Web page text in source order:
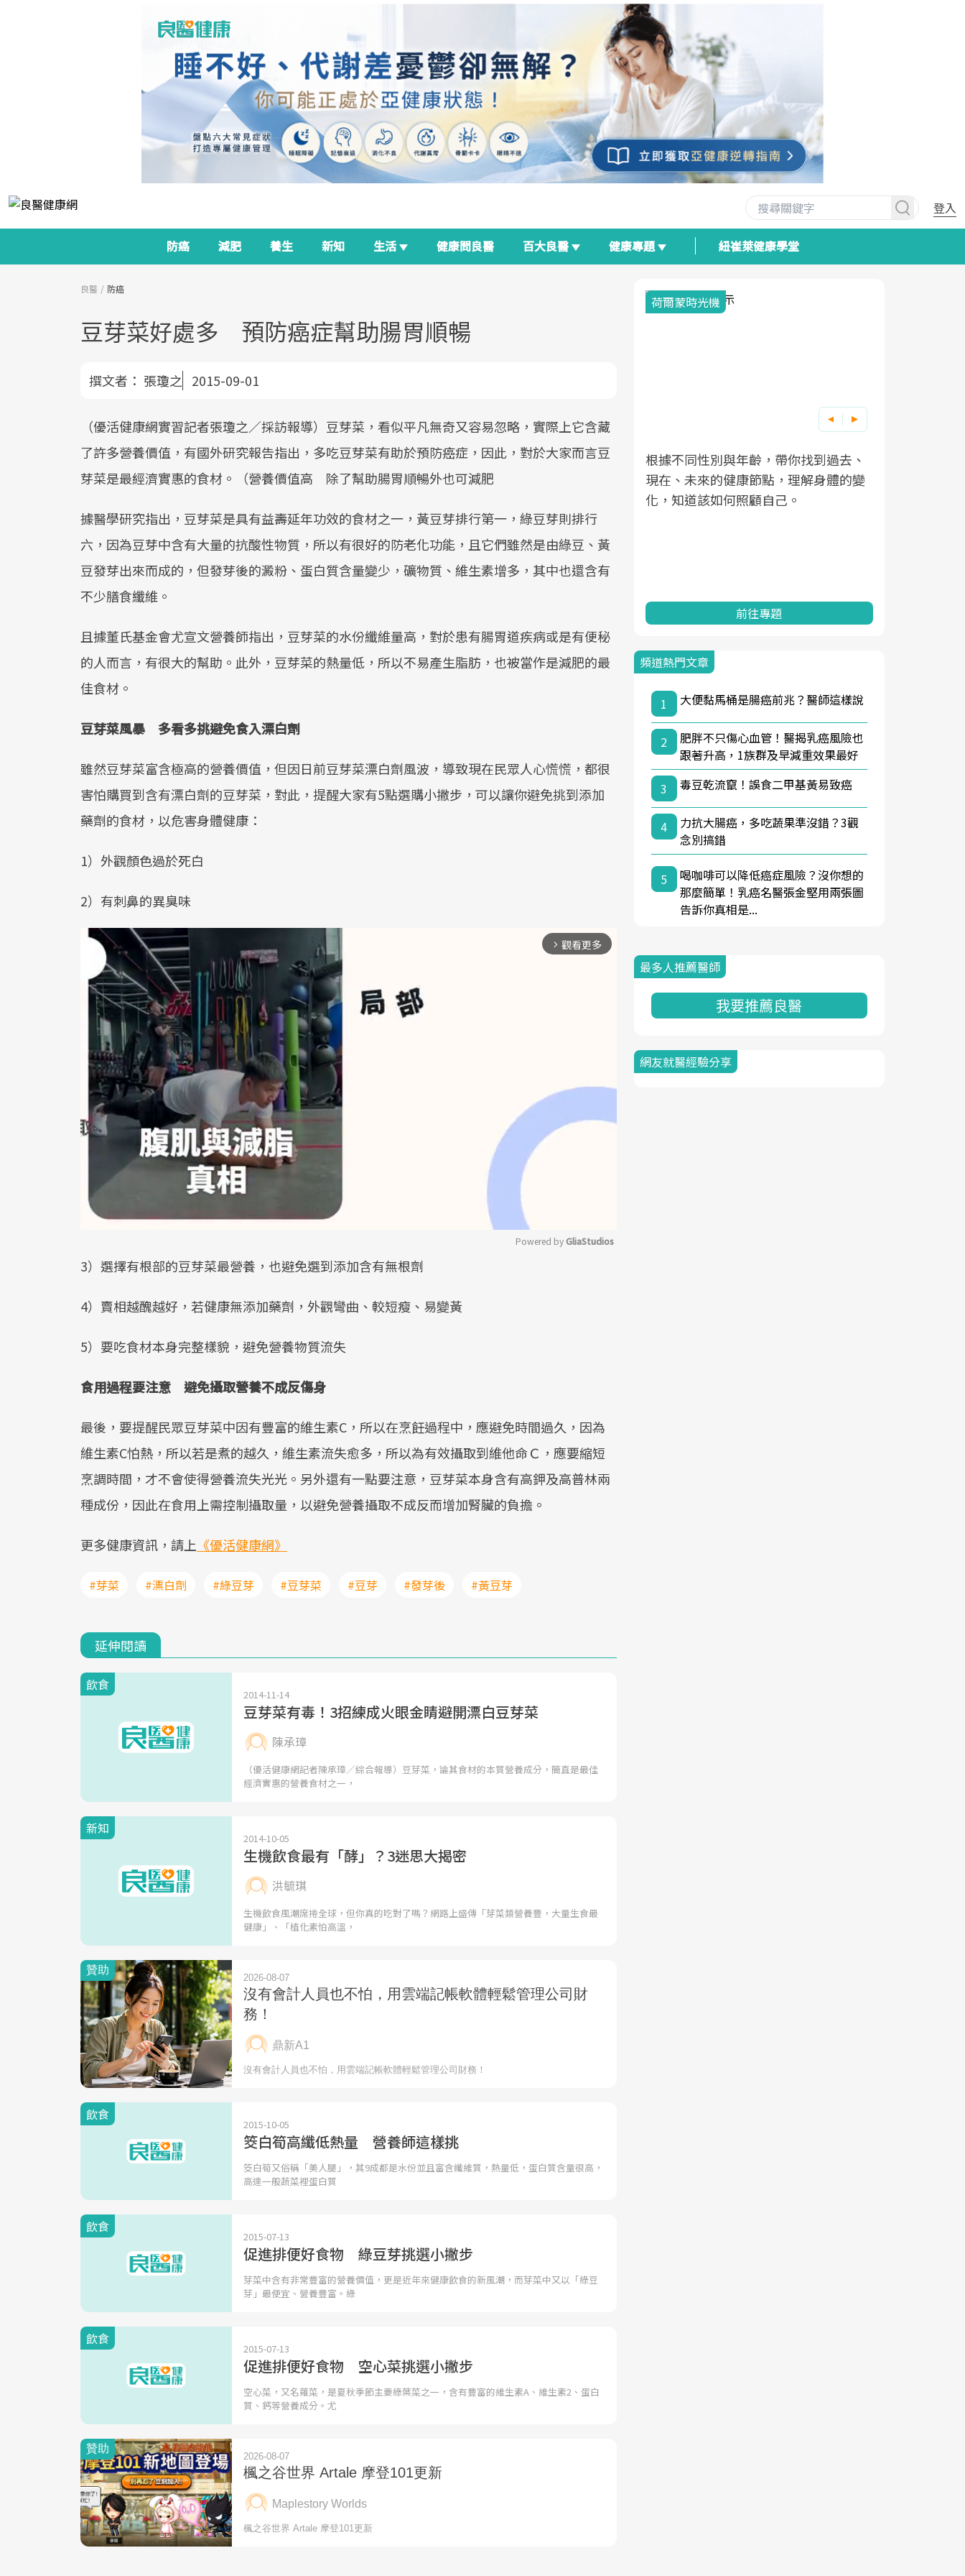
登入
防癌 減肥 養生 新知 生活 健康問良醫 百大良醫 健康專題 紐崔萊健康學堂
良醫 防癌
豆芽菜好處多 預防癌症幫助腸胃順暢
撰文者： 張瓊之 2015-09-01
（優活健康網實習記者張瓊之／採訪報導）豆芽菜，看似平凡無奇又容易忽略，實際上它含藏
了許多營養價值，有國外研究報告指出，多吃豆芽菜有助於預防癌症，因此，對於大家而言豆
芽菜是最經濟實惠的食材。（營養價值高 除了幫助腸胃順暢外也可減肥
據醫學研究指出，豆芽菜是具有益壽延年功效的食材之一，黃豆芽排行第一，綠豆芽則排行
六，因為豆芽中含有大量的抗酸性物質，所以有很好的防老化功能，且它們雖然是由綠豆、黃
豆發芽出來而成的，但發芽後的澱粉、蛋白質含量變少，礦物質、維生素增多，其中也還含有
不少膳食纖維。
且據董氏基金會尤宣文營養師指出，豆芽菜的水份纖維量高，對於患有腸胃道疾病或是有便秘
的人而言，有很大的幫助。此外，豆芽菜的熱量低，所以不易產生脂肪，也被當作是減肥的最
佳食材。
豆芽菜風暴 多看多挑避免食入漂白劑
雖然豆芽菜富含極高的營養價值，但因日前豆芽菜漂白劑風波，導致現在民眾人心慌慌，都很
害怕購買到含有漂白劑的豆芽菜，對此，提醒大家有5點選購小撇步，可以讓你避免挑到添加
藥劑的食材，以危害身體健康：
1）外觀顏色過於死白
2）有刺鼻的異臭味
arrow_forward_ios 觀看更多
Powered by GliaStudios
3）選擇有根部的豆芽菜最營養，也避免選到添加含有無根劑
4）賣相越醜越好，若健康無添加藥劑，外觀彎曲、較短瘦、易變黃
5）要吃食材本身完整樣貌，避免營養物質流失
食用過程要注意 避免攝取營養不成反傷身
最後，要提醒民眾豆芽菜中因有豐富的維生素C，所以在烹飪過程中，應避免時間過久，因為
維生素C怕熱，所以若是煮的越久，維生素流失愈多，所以為有效攝取到維他命Ｃ，應要縮短
烹調時間，才不會使得營養流失光光。另外還有一點要注意，豆芽菜本身含有高鉀及高普林兩
種成份，因此在食用上需控制攝取量，以避免營養攝取不成反而增加腎臟的負擔。
更多健康資訊，請上 《優活健康網》
#芽菜 #漂白劑 #綠豆芽 #豆芽菜 #豆芽 #發芽後 #黃豆芽
延伸閱讀
飲食
2014-11-14
豆芽菜有毒！3招練成火眼金睛避開漂白豆芽菜
陳承璋
（優活健康網記者陳承璋／綜合報導）豆芽菜，論其食材的本質營養成分，簡直是最佳
經濟實惠的營養食材之一，
新知
2014-10-05
生機飲食最有「酵」？3迷思大揭密
洪毓琪
生機飲食風潮席捲全球，但你真的吃對了嗎？網路上盛傳「芽菜類營養豐，大量生食最
健康」、「植化素怕高溫，
飲食
2015-10-05
筊白筍高纖低熱量 營養師這樣挑
筊白筍又俗稱「美人腿」，其9成都是水份並且富含纖維質，熱量低，蛋白質含量很高，
高達一般蔬菜裡蛋白質
飲食
2015-07-13
促進排便好食物 綠豆芽挑選小撇步
芽菜中含有非常豐富的營養價值，更是近年來健康飲食的新風潮，而芽菜中又以「綠豆
芽」最便宜、營養豐富。綠
飲食
2015-07-13
促進排便好食物 空心菜挑選小撇步
空心菜，又名蕹菜，是夏秋季節主要綠葉菜之一，含有豐富的維生素A、維生素2、蛋白
質、鈣等營養成分。尤
面對超高齡社會的浪潮，台灣正在快速
邁向「健康照護」的新時代。隨著國家
照3.0」的推進，「預防醫學」已成全民
關注的核心議題。然而，健檢不只是醫
療院所的服務，更是民眾了解自身健康
狀況、啟動健康管理的重要起點。
2025年，就到良醫生活祭體驗「一站式
健康新生活」，從講座、體驗到運動，
良醫健康網從「換季的身體變化」出
發，透過醫學觀點與日常感受的對話，
改善行動。
荷爾蒙時光機
根據不同性別與年齡，帶你找到過去、
現在、未來的健康節點，理解身體的變
化，知道該如何照顧自己。
前往專題
頻道熱門文章
1 大便黏馬桶是腸癌前兆？醫師這樣說
2
肥胖不只傷心血管！醫揭乳癌風險也
跟著升高，1族群及早減重效果最好
3
毒豆乾流竄！誤食二甲基黃易致癌
4
力抗大腸癌，多吃蔬果準沒錯？3觀
念別搞錯
5
喝咖啡可以降低癌症風險？沒你想的
那麼簡單！乳癌名醫張金堅用兩張圖
告訴你真相是...
最多人推薦醫師
我要推薦良醫
網友就醫經驗分享